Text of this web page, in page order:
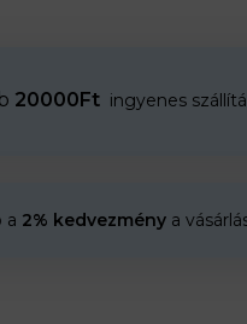
20000Ft ingyenes
a 2% kedvezmény a